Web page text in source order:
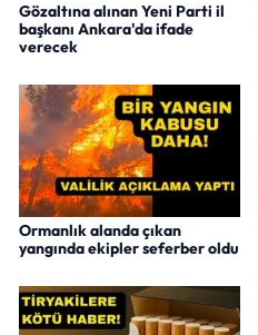
Gözaltına alınan Yeni Parti il
başkanı Ankara'da ifade
verecek
Ormanlık alanda çıkan
yangında ekipler seferber oldu